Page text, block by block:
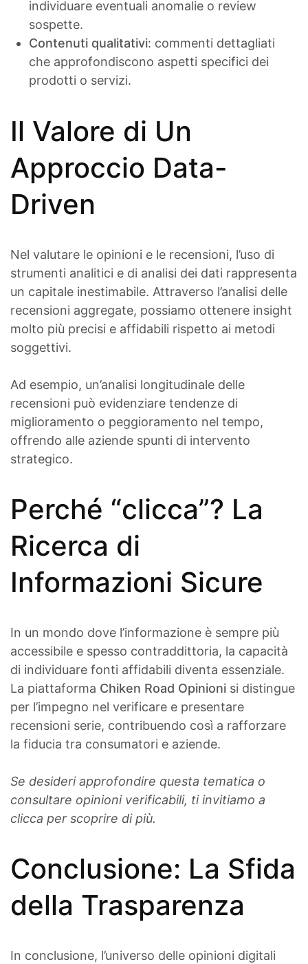
individuare eventuali anomalie o review
sospette.
Contenuti qualitativi: commenti dettagliati
che approfondiscono aspetti specifici dei
prodotti o servizi.
Il Valore di Un
Approccio Data-
Driven
Nel valutare le opinioni e le recensioni, l’uso di
strumenti analitici e di analisi dei dati rappresenta
un capitale inestimabile. Attraverso l’analisi delle
recensioni aggregate, possiamo ottenere insight
molto più precisi e affidabili rispetto ai metodi
soggettivi.
Ad esempio, un’analisi longitudinale delle
recensioni può evidenziare tendenze di
miglioramento o peggioramento nel tempo,
offrendo alle aziende spunti di intervento
strategico.
Perché “clicca”? La
Ricerca di
Informazioni Sicure
In un mondo dove l’informazione è sempre più
accessibile e spesso contraddittoria, la capacità
di individuare fonti affidabili diventa essenziale.
La piattaforma Chiken Road Opinioni si distingue
per l’impegno nel verificare e presentare
recensioni serie, contribuendo così a rafforzare
la fiducia tra consumatori e aziende.
Se desideri approfondire questa tematica o
consultare opinioni verificabili, ti invitiamo a
clicca per scoprire di più.
Conclusione: La Sfida
della Trasparenza
In conclusione, l’universo delle opinioni digitali